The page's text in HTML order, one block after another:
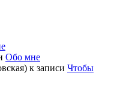
Обо мне
к записи Чтобы